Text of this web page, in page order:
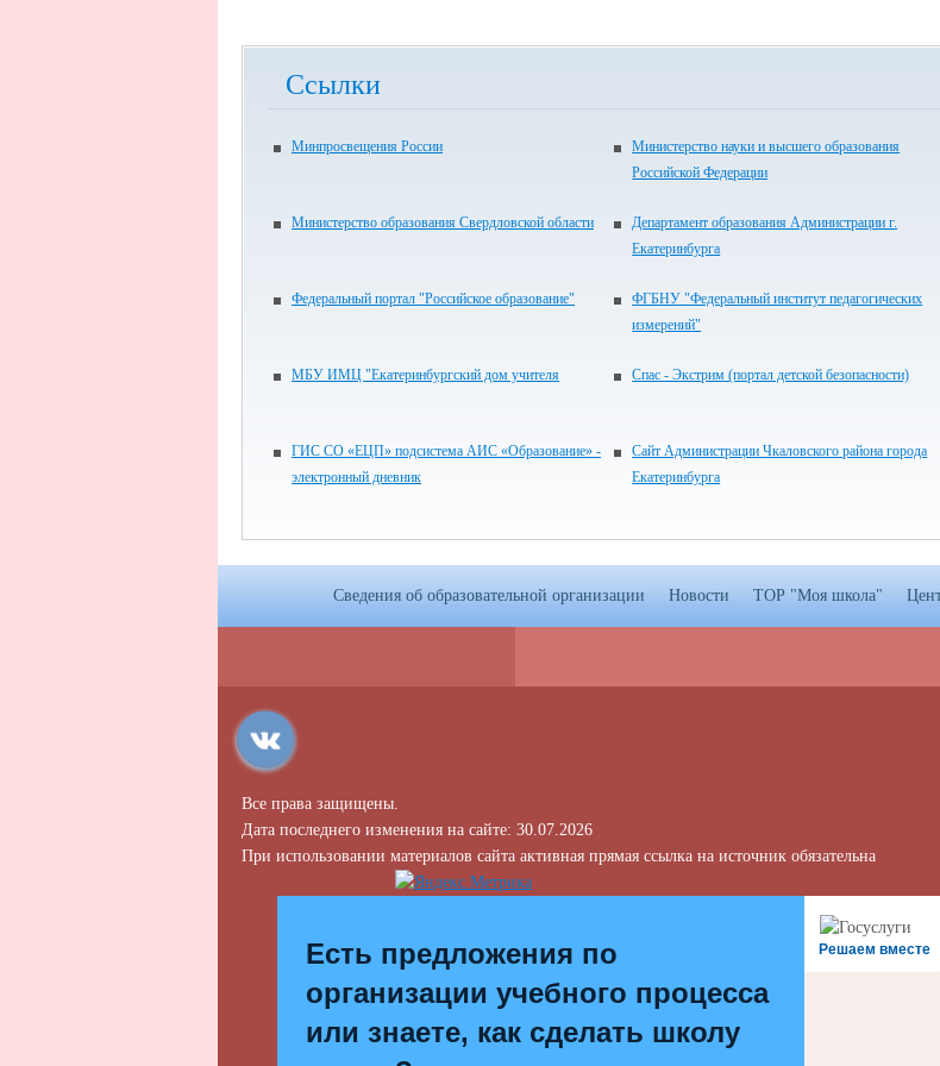
Ссылки
Минпросвещения России
Министерство науки и высшего образования
Российской Федерации
Министерство образования Свердловской области
Департамент образования Администрации г.
Екатеринбурга
Федеральный портал "Российское образование"
ФГБНУ "Федеральный институт педагогических
измерений"
МБУ ИМЦ "Екатеринбургский дом учителя Спас - Экстрим (портал детской безопасности)
ГИС СО «ЕЦП» подсистема АИС «Образование» -
электронный дневник
Сайт Администрации Чкаловского района города
Екатеринбурга
Сведения об образовательной организации Новости ТОР "Моя школа"
Все права защищены.
Дата последнего изменения на сайте: 30.07.2026
При использовании материалов сайта активная прямая ссылка на источник обязательна
Решаем вместе
Есть предложения по
организации учебного процесса
или знаете, как сделать школу